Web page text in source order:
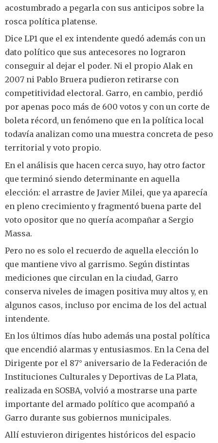
acostumbrado a pegarla con sus anticipos sobre la
rosca política platense.
Dice LP1 que el ex intendente quedó además con un
dato político que sus antecesores no lograron
conseguir al dejar el poder. Ni el propio Alak en
2007 ni Pablo Bruera pudieron retirarse con
competitividad electoral. Garro, en cambio, perdió
por apenas poco más de 600 votos y con un corte de
boleta récord, un fenómeno que en la política local
todavía analizan como una muestra concreta de peso
territorial y voto propio.
En el análisis que hacen cerca suyo, hay otro factor
que terminó siendo determinante en aquella
elección: el arrastre de Javier Milei, que ya aparecía
en pleno crecimiento y fragmentó buena parte del
voto opositor que no quería acompañar a Sergio
Massa.
Pero no es solo el recuerdo de aquella elección lo
que mantiene vivo al garrismo. Según distintas
mediciones que circulan en la ciudad, Garro
conserva niveles de imagen positiva muy altos y, en
algunos casos, incluso por encima de los del actual
intendente.
En los últimos días hubo además una postal política
que encendió alarmas y entusiasmos. En la Cena del
Dirigente por el 87° aniversario de la Federación de
Instituciones Culturales y Deportivas de La Plata,
realizada en SOSBA, volvió a mostrarse una parte
importante del armado político que acompañó a
Garro durante sus gobiernos municipales.
Allí estuvieron dirigentes históricos del espacio